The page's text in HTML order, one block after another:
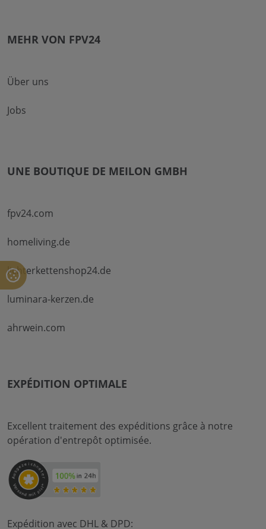
MEHR VON FPV24
Über uns
Jobs
UNE BOUTIQUE DE MEILON GMBH
fpv24.com
homeliving.de
lichterkettenshop24.de
luminara-kerzen.de
ahrwein.com
EXPÉDITION OPTIMALE
Excellent traitement des expéditions grâce à notre
opération d'entrepôt optimisée.
Expédition avec DHL & DPD: